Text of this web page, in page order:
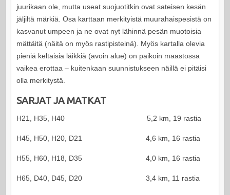
juurikaan ole, mutta useat suojuotitkin ovat sateisen kesän
jäljiltä märkiä. Osa karttaan merkityistä muurahaispesistä on
kasvanut umpeen ja ne ovat nyt lähinnä pesän muotoisia
mättäitä (näitä on myös rastipisteinä). Myös kartalla olevia
pieniä keltaisia läikkiä (avoin alue) on paikoin maastossa
vaikea erottaa – kuitenkaan suunnistukseen näillä ei pitäisi
olla merkitystä.
SARJAT JA MATKAT
H21, H35, H40 5,2 km, 19 rastia
H45, H50, H20, D21 4,6 km, 16 rastia
H55, H60, H18, D35 4,0 km, 16 rastia
H65, D40, D45, D20 3,4 km, 11 rastia